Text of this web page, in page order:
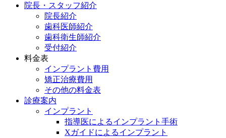
院長・スタッフ紹介
院長紹介
歯科医師紹介
歯科衛生師紹介
受付紹介
料金表
インプラント費用
矯正治療費用
その他の料金表
診療案内
インプラント
指導医によるインプラント手術
Xガイドによるインプラント